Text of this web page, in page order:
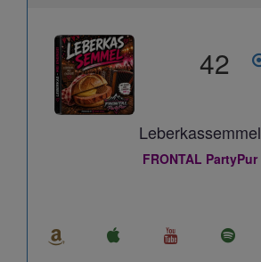
42
Leberkassemmel
FRONTAL PartyPur